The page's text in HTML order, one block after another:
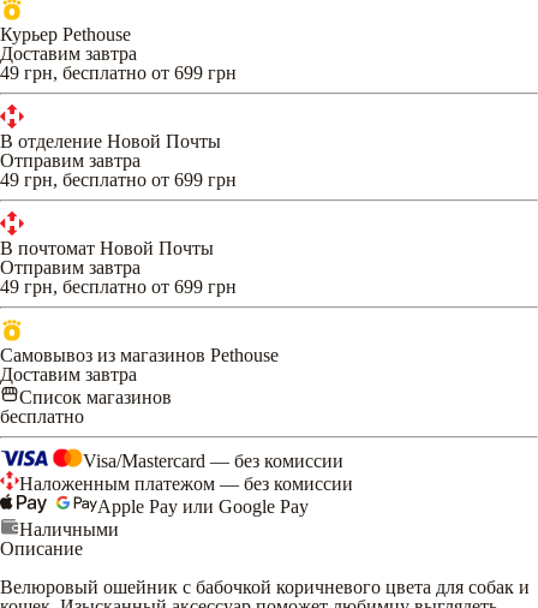
Курьер Pethouse
Доставим завтра
49 грн, бесплатно от 699 грн
В отделение Новой Почты
Отправим завтра
49 грн, бесплатно от 699 грн
В почтомат Новой Почты
Отправим завтра
49 грн, бесплатно от 699 грн
Самовывоз из магазинов Pethouse
Доставим завтра
Список магазинов
бесплатно
Visa/Mastercard — без комиссии
Наложенным платежом — без комиссии
Apple Pay или Google Pay
Наличными
Описание
Велюровый ошейник с бабочкой коричневого цвета для собак и